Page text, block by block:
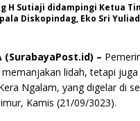
H Sutiaji didampingi Ketua
Diskopindag, Eko Sri
(SurabayaPost.id) –
lidah, tetapi
Ngalam, yang digelar di
Kamis (21/09/3023).